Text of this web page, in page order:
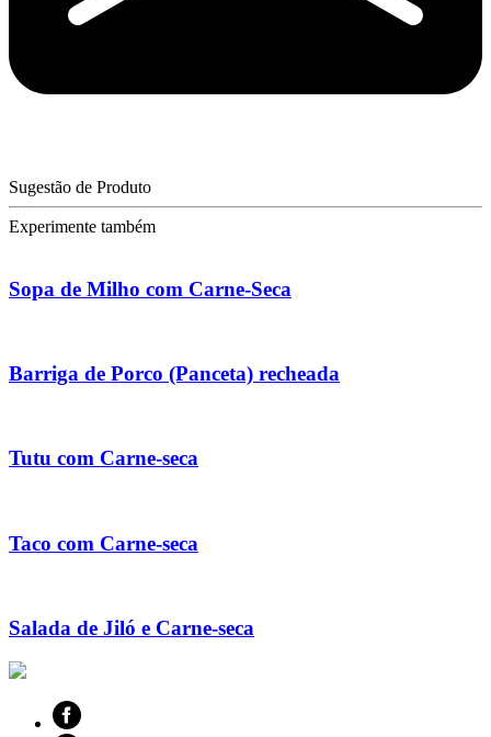
Sugestão de Produto
Experimente também
Sopa de Milho com Carne-Seca
Barriga de Porco (Panceta) recheada
Tutu com Carne-seca
Taco com Carne-seca
Salada de Jiló e Carne-seca